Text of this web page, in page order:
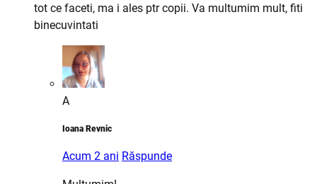
tot ce faceti, ma i ales ptr copii. Va multumim mult, fiti
binecuvintati
A
Ioana Revnic
Acum 2 ani Răspunde